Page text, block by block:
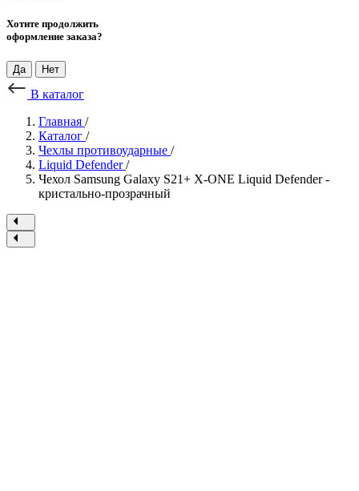
Хотите продолжить
оформление заказа?
Да Нет
В каталог
Главная /
Каталог /
Чехлы противоударные /
Liquid Defender/
Чехол Samsung Galaxy S21+ X-ONE Liquid Defender -
кристально-прозрачный